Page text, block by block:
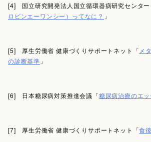
[4] 国立研究開発法人国立循環器病研究センター
ロビンエーワンシー）ってなに？ 」
[5] 厚生労働省 健康づくりサポートネット「 メ
の診断基準 」
[6] 日本糖尿病対策推進会議「糖尿病治療のエ
[7] 厚生労働省 健康づくりサポートネット「食